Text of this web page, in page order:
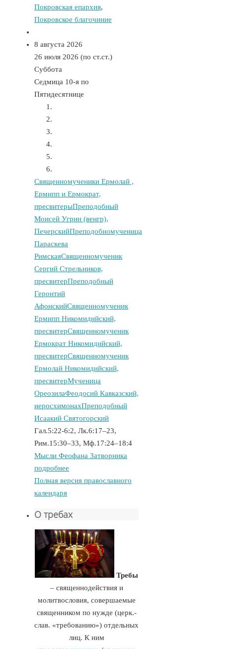
Покровская епархия,
Покровское благочиние
8 августа 2026
26 июля 2026 (по ст.ст.)
Суббота
Седмица 10-я по
Пятидесятнице
Священномученики Ермолай ,
Ермипп и Ермократ,
пресвитерыПреподобный
Моисей Угрин (венгр),
ПечерскийПреподобномученица
Параскева
РимскаяСвященномученик
Сергий Стрельников,
пресвитерПреподобный
Геронтий
АфонскийСвященномученик
Ермипп Никомидийский,
пресвитерСвященномученик
Ермократ Никомидийский,
пресвитерСвященномученик
Ермолай Никомидийский,
пресвитерМученица
ОреозилаФеодосий Кавказский,
иеросхимонахПреподобный
Исаакий Святогорский
Гал.5:22-6:2, Лк.6:17–23,
Рим.15:30–33, Мф.17:24–18:4
Мысли Феофана Затворника
подробнее
Полная версия православного
календаря
О требах
Требы
– священнодействия и
молитвословия, совершаемые
священником по нужде (церк.-
слав. «требованию») отдельных
лиц. К ним